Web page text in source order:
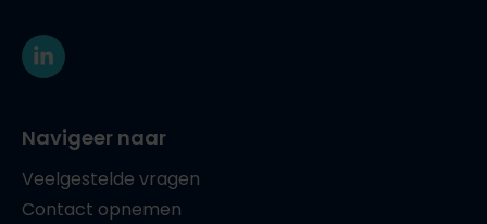
Navigeer naar
Veelgestelde vragen
Contact opnemen